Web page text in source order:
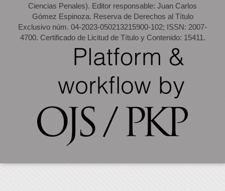
Ciencias Penales). Editor responsable: Juan Carlos
Gómez Espinoza. Reserva de Derechos al Título
Exclusivo núm. 04-2023-050213215900-102; ISSN: 2007-
4700. Certificado de Licitud de Título y Contenido: 15411.